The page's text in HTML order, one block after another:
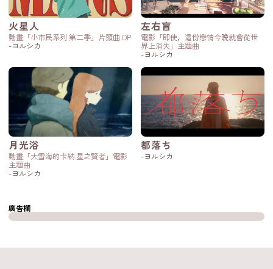
火星人
動畫「小市民系列 第二季」片頭曲 OP
-ヨルシカ
左右盲
電影「即使，這份戀情今晚就會從世
界上消失」主題曲
-ヨルシカ
月光浴
動畫「大雪海的卡納 星之賢者」電影
主題曲
-ヨルシカ
都落ち
-ヨルシカ
廣告欄